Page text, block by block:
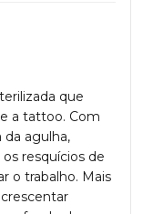
que
a tattoo. Com
agulha,
resquícios de
o trabalho. Mais